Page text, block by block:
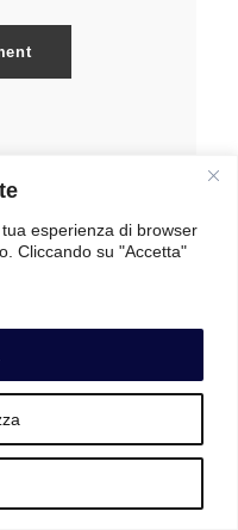
esperienza di browser
Cliccando su "Accetta"
Sparaco per il